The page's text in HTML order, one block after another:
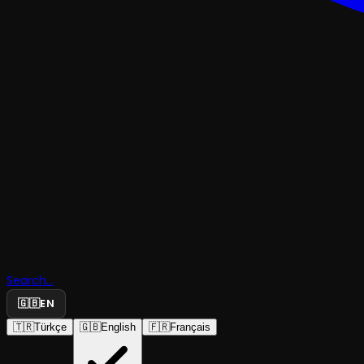
Search...
🇬🇧EN
🇹🇷Türkçe 🇬🇧English 🇫🇷Français
Metraj